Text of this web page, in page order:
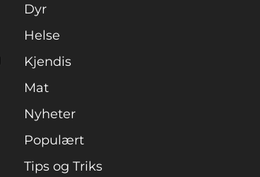
Dyr
Helse
Kjendis
Mat
Nyheter
Populært
Tips og Triks